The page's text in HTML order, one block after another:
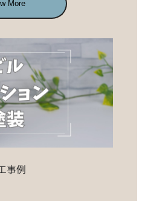
More
事例